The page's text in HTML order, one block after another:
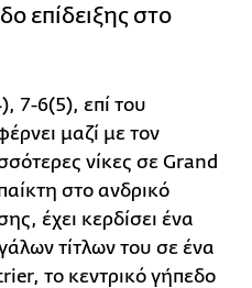
επίδειξης στο
7-6(5), επί του
μαζί με τον
νίκες σε Grand
στο ανδρικό
έχει κερδίσει ένα
τίτλων του σε ένα
το κεντρικό γήπεδο